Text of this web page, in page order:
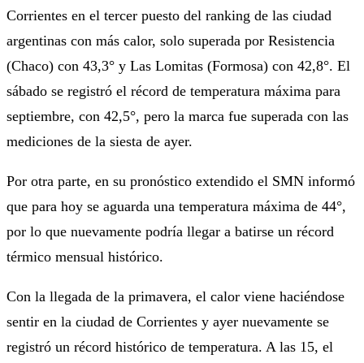
Corrientes en el tercer puesto del ranking de las ciudad
argentinas con más calor, solo superada por Resistencia
(Chaco) con 43,3° y Las Lomitas (Formosa) con 42,8°. El
sábado se registró el récord de temperatura máxima para
septiembre, con 42,5°, pero la marca fue superada con las
mediciones de la siesta de ayer.
Por otra parte, en su pronóstico extendido el SMN informó
que para hoy se aguarda una temperatura máxima de 44°,
por lo que nuevamente podría llegar a batirse un récord
térmico mensual histórico.
Con la llegada de la primavera, el calor viene haciéndose
sentir en la ciudad de Corrientes y ayer nuevamente se
registró un récord histórico de temperatura. A las 15, el